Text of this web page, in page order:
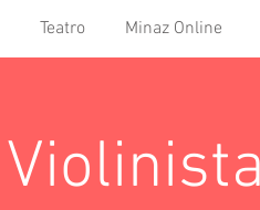
Teatro Minaz Online